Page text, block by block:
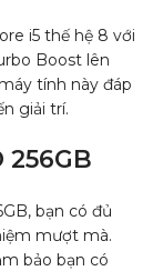
i5 thế hệ 8 với
Boost lên
tính này đáp
giải trí.
256GB
bạn có đủ
mượt mà.
bảo bạn có